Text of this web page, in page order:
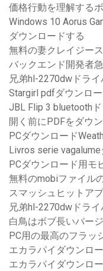
価格行動を理解する
Windows 10 Aorus
ダウンロードする
無料の妻クレイジー
バックエンド開発者
兄弟hl-2270dwドラ
Stargirl pdfダウンロ
JBL Flip 3 bluetooth
開く前にPDFをダウ
PCダウンロード
Livros serie
PCダウンロード用モ
無料のmobiファイル
スマッシュヒットア
兄弟hl-2270dwドラ
白鳥はボブ長いバー
PC用の最高のフラッ
エカラパイダウンロ
エカラパイダウンロ